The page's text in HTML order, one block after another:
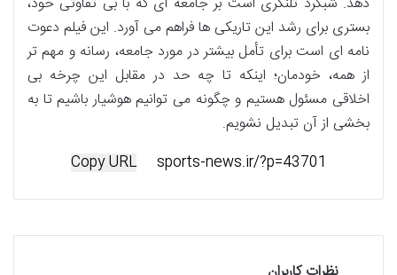
بستری برای رشد این تاریکی ها فراهم می آورد. این فیلم دعوت
نامه ای است برای تأمل بیشتر در مورد جامعه، رسانه و مهم تر
از همه، خودمان؛ اینکه تا چه حد در مقابل این چرخه بی
اخلاقی مسئول هستیم و چگونه می توانیم هوشیار باشیم تا به
بخشی از آن تبدیل نشویم.
Copy URL